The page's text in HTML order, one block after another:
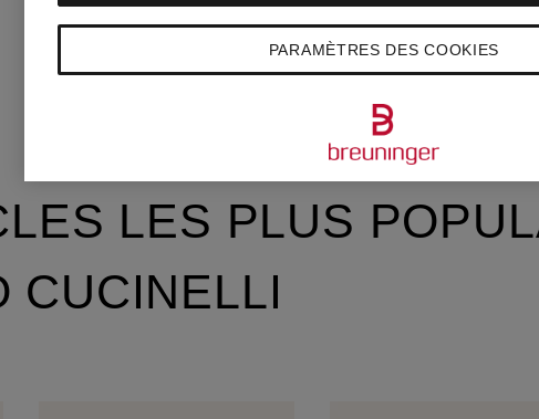
LES PLUS
CUCINELLI
PARAMÈTRES DES COOKIES